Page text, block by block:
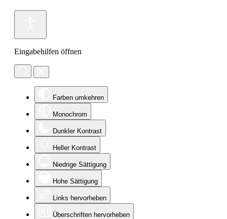
Eingabehilfen öffnen
Farben umkehren
Monochrom
Dunkler Kontrast
Heller Kontrast
Niedrige Sättigung
Hohe Sättigung
Links hervorheben
Überschriften hervorheben